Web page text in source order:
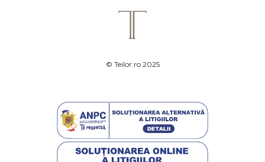
© Teilor.ro 2025